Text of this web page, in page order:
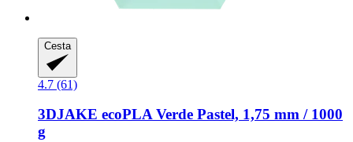
Cesta
4.7 (61)
3DJAKE ecoPLA Verde Pastel, 1,75 mm / 1000
g